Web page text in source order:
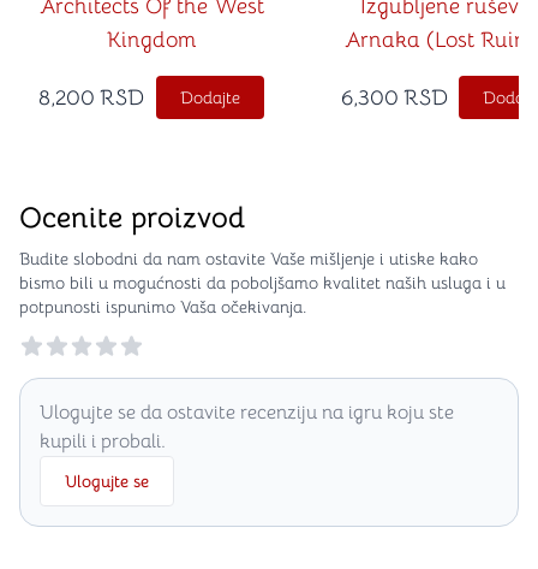
Architects Of the West
Kingdom
8,200 RSD Dodajte
Izgubljene
Arnaka (Lost
Arnak na srpskom
6,300 RSD
Ocenite proizvod
Budite slobodni da nam ostavite Vaše mišljenje i utiske kako
bismo bili u mogućnosti da poboljšamo kvalitet naših usluga i u
potpunosti ispunimo Vaša očekivanja.
Reviews
Ulogujte se da ostavite recenziju na igru koju ste
kupili i probali.
Ulogujte se